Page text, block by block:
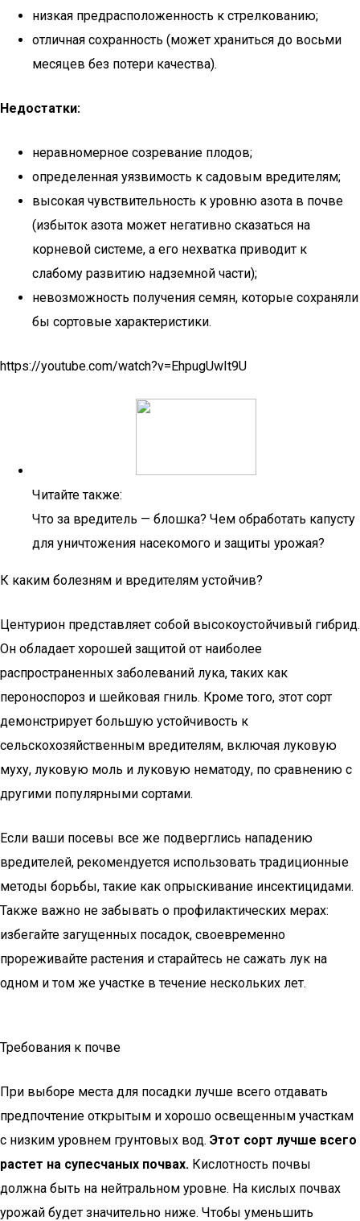
низкая предрасположенность к стрелкованию;
отличная сохранность (может храниться до восьми
месяцев без потери качества).
Недостатки:
неравномерное созревание плодов;
определенная уязвимость к садовым вредителям;
высокая чувствительность к уровню азота в почве
(избыток азота может негативно сказаться на
корневой системе, а его нехватка приводит к
слабому развитию надземной части);
невозможность получения семян, которые сохраняли
бы сортовые характеристики.
https://youtube.com/watch?v=EhpugUwIt9U
Читайте также:
Что за вредитель — блошка? Чем обработать капусту
для уничтожения насекомого и защиты урожая?
К каким болезням и вредителям устойчив?
Центурион представляет собой высокоустойчивый гибрид.
Он обладает хорошей защитой от наиболее
распространенных заболеваний лука, таких как
пероноспороз и шейковая гниль. Кроме того, этот сорт
демонстрирует большую устойчивость к
сельскохозяйственным вредителям, включая луковую
муху, луковую моль и луковую нематоду, по сравнению с
другими популярными сортами.
Если ваши посевы все же подверглись нападению
вредителей, рекомендуется использовать традиционные
методы борьбы, такие как опрыскивание инсектицидами.
Также важно не забывать о профилактических мерах:
избегайте загущенных посадок, своевременно
прореживайте растения и старайтесь не сажать лук на
одном и том же участке в течение нескольких лет.
Требования к почве
При выборе места для посадки лучше всего отдавать
предпочтение открытым и хорошо освещенным участкам
с низким уровнем грунтовых вод. Этот сорт лучше всего
растет на супесчаных почвах. Кислотность почвы
должна быть на нейтральном уровне. На кислых почвах
урожай будет значительно ниже. Чтобы уменьшить